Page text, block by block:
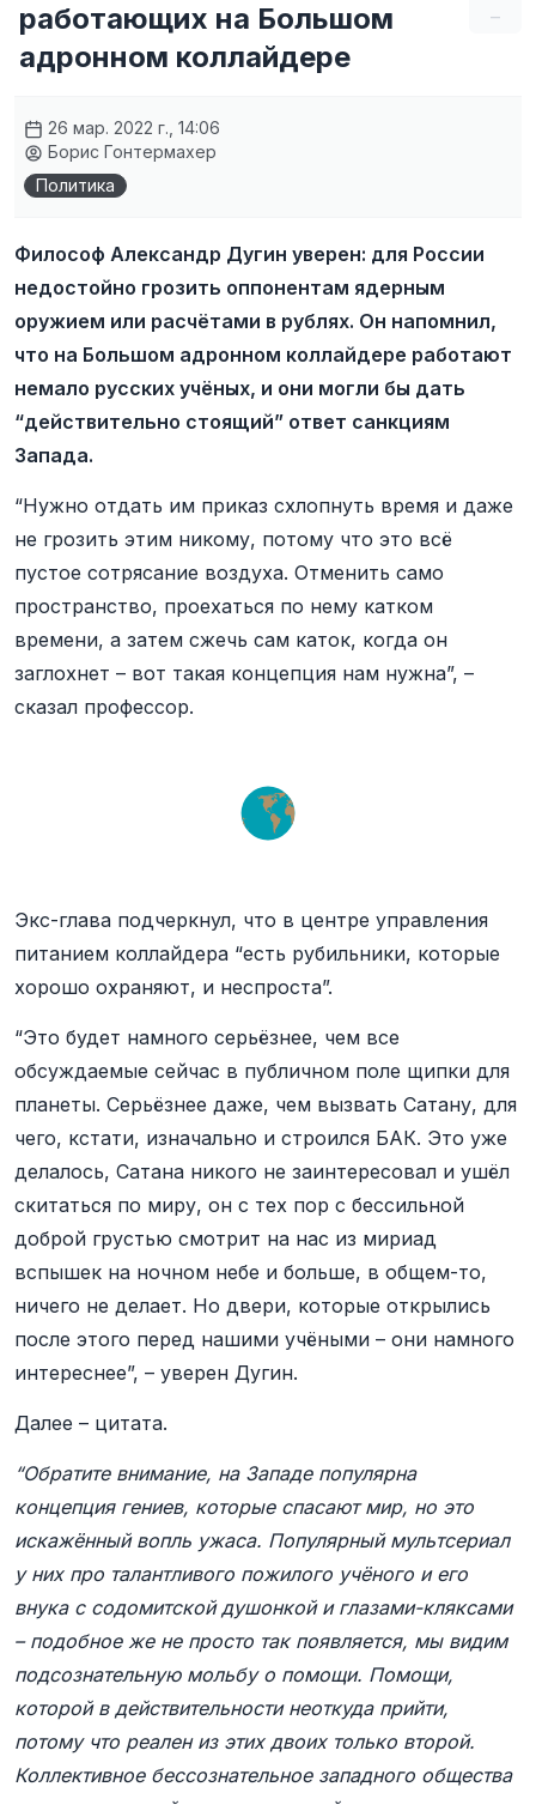
–
работающих на Большом
адронном коллайдере
26 мар. 2022 г., 14:06
Борис Гонтермахер
Политика
Философ Александр Дугин уверен: для России
недостойно грозить оппонентам ядерным
оружием или расчётами в рублях. Он напомнил,
что на Большом адронном коллайдере работают
немало русских учёных, и они могли бы дать
“действительно стоящий” ответ санкциям
Запада.
“Нужно отдать им приказ схлопнуть время и даже
не грозить этим никому, потому что это всё
пустое сотрясание воздуха. Отменить само
пространство, проехаться по нему катком
времени, а затем сжечь сам каток, когда он
заглохнет – вот такая концепция нам нужна”, –
сказал профессор.
Экс-глава подчеркнул, что в центре управления
питанием коллайдера “есть рубильники, которые
хорошо охраняют, и неспроста”.
“Это будет намного серьёзнее, чем все
обсуждаемые сейчас в публичном поле щипки для
планеты. Серьёзнее даже, чем вызвать Сатану, для
чего, кстати, изначально и строился БАК. Это уже
делалось, Сатана никого не заинтересовал и ушёл
скитаться по миру, он с тех пор с бессильной
доброй грустью смотрит на нас из мириад
вспышек на ночном небе и больше, в общем-то,
ничего не делает. Но двери, которые открылись
после этого перед нашими учёными – они намного
интереснее”, – уверен Дугин.
Далее – цитата.
“Обратите внимание, на Западе популярна
концепция гениев, которые спасают мир, но это
искажённый вопль ужаса. Популярный мультсериал
у них про талантливого пожилого учёного и его
внука с содомитской душонкой и глазами-кляксами
– подобное же не просто так появляется, мы видим
подсознательную мольбу о помощи. Помощи,
которой в действительности неоткуда прийти,
потому что реален из этих двоих только второй.
Коллективное бессознательное западного общества